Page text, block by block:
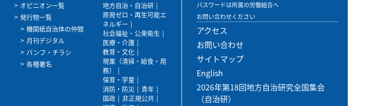
オピニオン一覧
発行物一覧
機関紙自治体の仲間
月刊デジタル
パンフ・チラシ
各種署名
地方自治・自治研
原発ゼロ・再生可能エ
ネルギー
社会福祉・公衆衛生
医療・介護
教育・文化
現業（清掃・給食・用
務）
保育・学童
消防・防災
青年
国政
非正規公共
パスワードは所属の労働組合へ
お問い合わせください
アクセス
お問い合わせ
サイトマップ
English
2026年第18回地方自治研究全国集会
（自治研）